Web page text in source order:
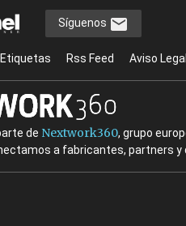
Síguenos
Etiquetas Rss Feed Aviso Legal
de Nextwork360, grupo
a fabricantes, partners y